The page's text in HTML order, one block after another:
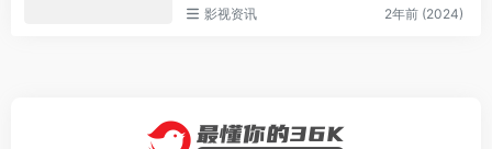
影视资讯 2年前 (2024)